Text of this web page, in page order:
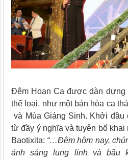
Đêm Hoan Ca được dàn dựng
thể loại, như một bản hòa ca
và Mùa Giáng Sinh. Khởi
từ đầy ý nghĩa và tuyên bố
Baotixita: “…Đêm hôm nay,
ánh sáng lung linh và bầu